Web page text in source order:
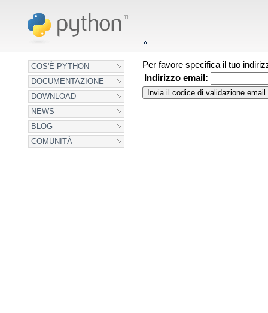
COS'È PYTHON
DOCUMENTAZIONE
DOWNLOAD
NEWS
BLOG
COMUNITÀ
Per favore specifica il tuo
Indirizzo email: